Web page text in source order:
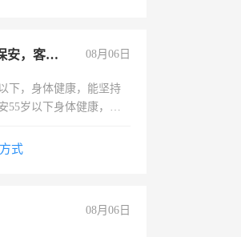
急招保洁，保安，客服，工程 08月06日
下，身体健康，能坚持
55岁以下身体健康，有
岁以下高中以上文化，
式
08月06日